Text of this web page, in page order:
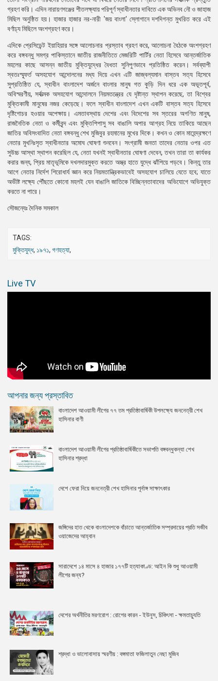
গ্রহণ করি। এদিন নারায়ণগঞ্জের শীতলক্ষ্যায় পরিপূর্ণ স্বাধীনতার দাবিতে এক অভিনব নৌ ও জাহাজ
মিছিল অনুষ্ঠিত হয়। হাজার হাজার নর-নারী 'জয় বাংলা' স্লোগানে দশদিগন্ত মুখরিত করে এই
বর্ণাঢ্য মিছিলে অংশগ্রহণ করে।
এদিকে প্রেসিডেন্ট ইয়াহিয়ার সঙ্গে আলোচনার প্রস্তাব গ্রহণ করে, আলোচনা বৈঠকে অংশগ্রহণ
করে বঙ্গবন্ধু সমগ্র পাকিস্তানে জাতীয় রাজনীতিতে মেজরিটি পার্টির নেতা হিসেবে আন্তর্জাতিক
মহলের কাছে আসন্ন জাতীয় মুক্তিযুদ্ধের বৈধতা সুনিপুণভাবে প্রতিষ্ঠিত করেন। সর্বব্যাপী
স্বতঃস্ম্ফূর্ত অসহযোগ আন্দোলনের মধ্য দিয়ে এখন এটি জাজ্বল্যমান বাস্তব সত্য হিসেবে
সুপ্রতিষ্ঠিত যে, স্বাধীন বাংলাদেশ অর্জনে বাংলার মানুষ গত কুড়ি দিন ধরে এক অভূতপূর্ব,
অবিস্মরণীয়, সর্বাত্মক অসহযোগ আন্দোলনে নিয়মতন্ত্রের যে দৃষ্টান্ত স্থাপন করেছে, তা বিশ্বের
মুক্তিকামী মানুষের নজর কেড়েছে। ফলে স্বাধীন বাংলাদেশ এখন একটি বাস্তব সত্য হিসেবে
দৃষ্টিগোচর হওয়ার অপেক্ষায়। এমতাবস্থায় দেশের এবং বিদেশের সব স্তরের অগণিত মানুষ,
রাজনৈতিক নেতা ও কর্মীবৃন্দ এবং মুক্তিপিপাসু সব বাঙালি অপার আগ্রহ নিয়ে তাকিয়ে আছেন
জাতির অবিসংবাদিত নেতা বঙ্গবন্ধু শেখ মুজিবুর রহমানের মুখের দিকে। কখন ও কোন মাহেন্দ্রক্ষণে
নেতার মুখনিঃসৃত স্বাধীনতার অমোঘ ঘোষণা শুনবেন। সংগ্রামী জনতা তাদের নেতার ওপর এত
সুউচ্চ আস্থা স্থাপন করেছিল যে, নেতা যখনই স্বাধীনতার ঘোষণা দেবেন, তখন তারা তা কার্যকর
করার জন্য, প্রিয় মাতৃভূমিকে দখলদারমুক্ত করতে অস্ত্র হাতে যুদ্ধে ঝাঁপিয়ে পড়বে। কিন্তু তার
আগে নেতার নির্দেশ শিরোধার্য জ্ঞান করে নিয়মতান্ত্রিকভাবেই অসহযোগ চালিয়ে যেতে হবে; যাতে
অভীষ্ট লক্ষ্যে পৌঁছতে কোনো মহলই যেন বাঙালি জাতিকে বিচ্ছিন্নতাবাদের অভিযোগে অভিযুক্ত
করতে না পারে।
সৌজন্যেঃ দৈনিক সমকাল
TAGS:
মুক্তিযুদ্ধ, ১৯৭১, গণহত্যা,
Live TV
আপনার জন্য প্রস্তাবিত
বাংলাদেশ আওয়ামী লীগের ৭৭ তম প্রতিষ্ঠাবার্ষিকী উপলক্ষ্যে জননেত্রী শেখ
হাসিনার বাণী
বাংলাদেশ আওয়ামী লীগের প্রতিষ্ঠাবার্ষিকীতে সভাপতি বঙ্গবন্ধুকন্যা শেখ
হাসিনার শ্রদ্ধা
দেশে ফেরা নিয়ে জননেত্রী শেখ হাসিনার পূর্নাঙ্গ সাক্ষাৎকার
জঙ্গিদের হাত থেকে বাংলাদেশকে বাঁচাতে আন্তর্জাতিক সম্প্রদায়ের প্রতি সজীব
ওয়াজেদের আহ্বান
সারাদেশে ১৪ মাসে ৪ হাজার ১৭৭টি হত্যাকাণ্ড: আইন কি শুধু আওয়ামী
লীগের জন্য?
দেশের অর্থনীতির মরণরোগ : রোগের কারন - ইউনুস, চিকিৎসা - ক্ষমতাচ্যুতি
শ্রদ্ধা ও ভালোবাসায় স্মরণীয় : বঙ্গমাতা ফজিলাতুন নেছা মুজিব